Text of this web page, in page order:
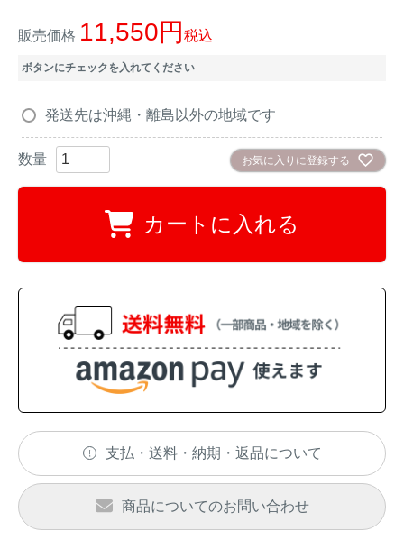
販売価格 11,550 税込
ボタンにチェックを入れてください
発送先は沖縄・離島以外の地域です
お気に入りに登録する
カートに入れる
支払・送料・納期・返品について
商品についてのお問い合わせ
ハクビシン対策
閉じる